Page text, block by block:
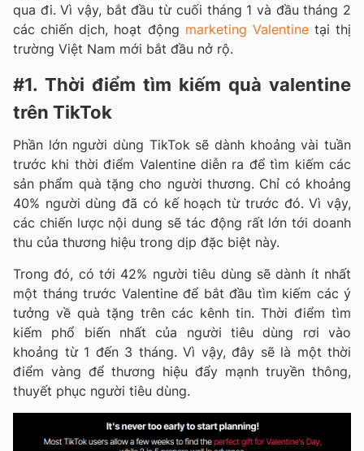
qua đi. Vì vậy, bắt đầu từ cuối tháng 1 và đầu tháng 2
các chiến dịch, hoạt động marketing Valentinetại thị
trường Việt Nam mới bắt đầu nở rộ.
#1. Thời điểm tìm kiếm quà valentine
trên TikTok
Phần lớn người dùng TikTok sẽ dành khoảng vài tuần
trước khi thời điểm Valentine diễn ra để tìm kiếm các
sản phẩm quà tặng cho người thương. Chỉ có khoảng
40% người dùng đã có kế hoạch từ trước đó. Vì vậy,
các chiến lược nội dung sẽ tác động rất lớn tới doanh
thu của thương hiệu trong dịp đặc biệt này.
Trong đó, có tới 42% người tiêu dùng sẽ dành ít nhất
một tháng trước Valentine để bắt đầu tìm kiếm các ý
tưởng về quà tặng trên các kênh tin. Thời điểm tìm
kiếm phổ biến nhất của người tiêu dùng rơi vào
khoảng từ 1 đến 3 tháng. Vì vậy, đây sẽ là một thời
điểm vàng để thương hiệu đẩy mạnh truyền thông,
thuyết phục người tiêu dùng.